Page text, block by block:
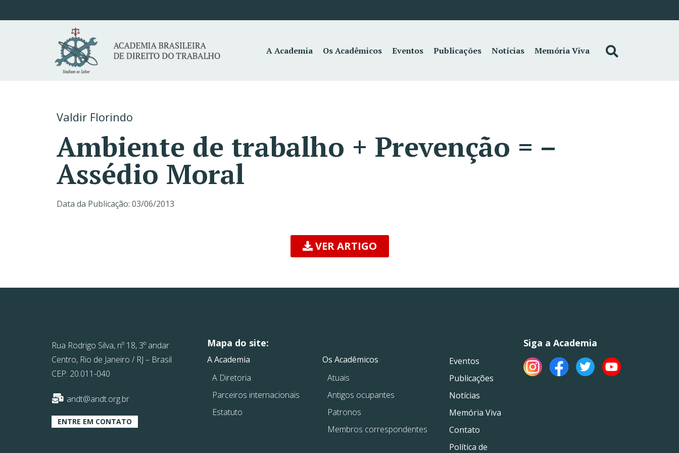
A Academia Os Acadêmicos Eventos Publicações Notícias Memória Viva
Valdir Florindo
Ambiente de trabalho + Prevenção = –
Assédio Moral
Data da Publicação: 03/06/2013
VER ARTIGO
Rua Rodrigo Silva, nº 18, 3º andar
Centro, Rio de Janeiro / RJ – Brasil
CEP: 20.011-040
andt@andt.org.br
ENTRE EM CONTATO
Mapa do site:
A Academia
A Diretoria
Parceiros internacionais
Estatuto
Os Acadêmicos
Atuais
Antigos ocupantes
Patronos
Membros correspondentes
Eventos
Publicações
Notícias
Memória Viva
Contato
Política de
Siga a Academia